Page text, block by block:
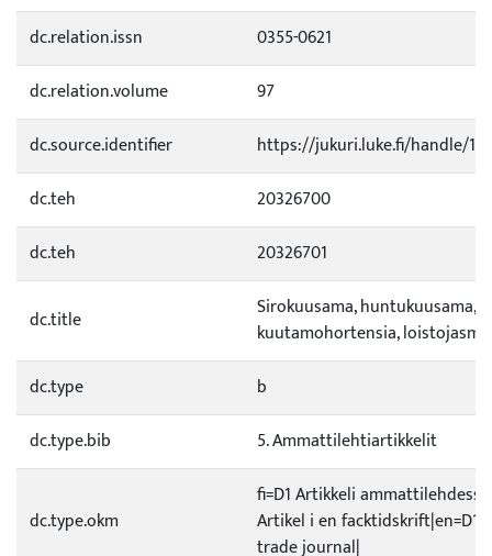
dc.relation.issn
0355-0621
dc.relation.volume
97
dc.source.identifier
https://jukuri.luke.fi/handle/
dc.teh
20326700
dc.teh
20326701
dc.title
Sirokuusama, huntukuusama,
kuutamohortensia,
dc.type
b
dc.type.bib
5. Ammattilehtiartikkelit
dc.type.okm
fi=D1 Artikkeli
Artikel i en facktidskrift|en=D1
trade journal|